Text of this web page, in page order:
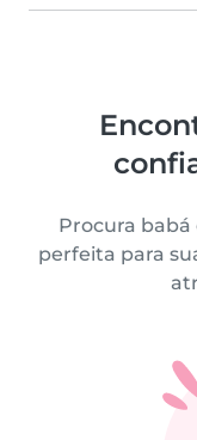
Procura
perfeita para